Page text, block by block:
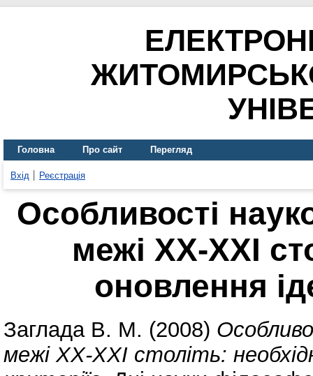
Головна Про сайт Перегляд
Вхід Реєстрація
Особливості
межі ХХ-ХХІ
оновлення
Заглада В. М. (2008)
межі ХХ-ХХІ століть: